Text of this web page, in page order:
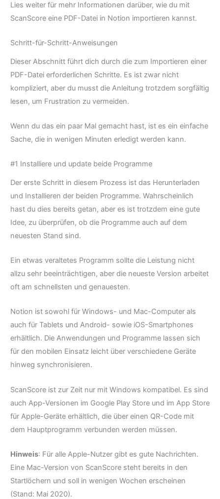
Lies weiter für mehr Informationen darüber, wie du mit
ScanScore eine PDF-Datei in Notion importieren kannst.
Schritt-für-Schritt-Anweisungen
Dieser Abschnitt führt dich durch die zum Importieren einer
PDF-Datei erforderlichen Schritte. Es ist zwar nicht
kompliziert, aber du musst die Anleitung trotzdem sorgfältig
lesen, um Frustration zu vermeiden.
Wenn du das ein paar Mal gemacht hast, ist es ein einfache
Sache, die in wenigen Minuten erledigt werden kann.
#1 Installiere und update beide Programme
Der erste Schritt in diesem Prozess ist das Herunterladen
und Installieren der beiden Programme. Wahrscheinlich
hast du dies bereits getan, aber es ist trotzdem eine gute
Idee, zu überprüfen, ob die Programme auch auf dem
neuesten Stand sind.
Ein etwas veraltetes Programm sollte die Leistung nicht
allzu sehr beeinträchtigen, aber die neueste Version arbeitet
oft am schnellsten und genauesten.
Notion ist sowohl für Windows- und Mac-Computer als
auch für Tablets und Android- sowie iOS-Smartphones
erhältlich. Die Anwendungen und Programme lassen sich
für den mobilen Einsatz leicht über verschiedene Geräte
hinweg synchronisieren.
ScanScore ist zur Zeit nur mit Windows kompatibel. Es sind
auch App-Versionen im Google Play Store und im App Store
für Apple-Geräte erhältlich, die über einen QR-Code mit
dem Hauptprogramm verbunden werden müssen.
Hinweis: Für alle Apple-Nutzer gibt es gute Nachrichten.
Eine Mac-Version von ScanScore steht bereits in den
Startlöchern und soll in wenigen Wochen erscheinen
(Stand: Mai 2020).